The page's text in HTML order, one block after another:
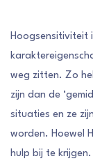
Hoogsensitiviteit
weg zitten. Zo
zijn dan de
situaties en ze
worden. Hoewel
hulp bij te